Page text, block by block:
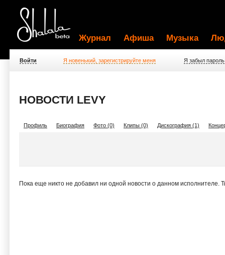
Журнал Афиша Музыка
Войти Я новенький, зарегистрируйте меня Я забыл пароль
НОВОСТИ LEVY
Профиль Биография Фото (0) Клипы (0) Дискография (1)
Пока еще никто не добавил ни одной новости о данном